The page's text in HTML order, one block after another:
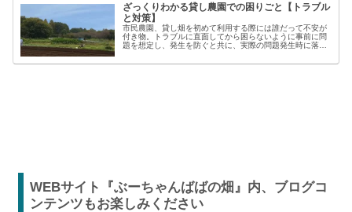
ざっくりわかる貸し農園での困りごと【トラブル
と対策】
市民農園、貸し畑を初めて利用する際には誰だって不安が
付き物。トラブルに直面してから困らないように事前に問
題を想定し、発生を防ぐと共に、実際の問題発生時に落ち
【困った】と【トラブル】困りごとト...
WEBサイト『ぶーちゃんばばの畑』内、ブログコ
ンテンツもお楽しみください